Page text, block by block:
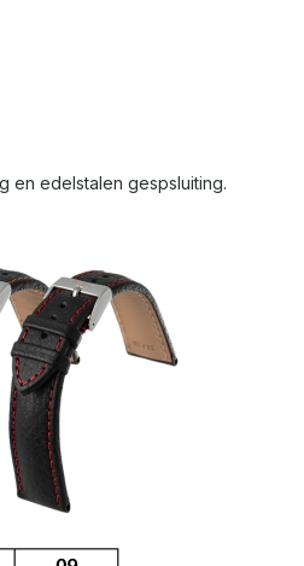
en edelstalen gespsluiting.